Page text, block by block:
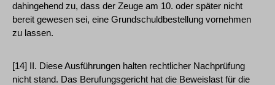
dahingehend zu, dass der Zeuge am 10. oder später nicht
bereit gewesen sei, eine Grundschuldbestellung vornehmen
zu lassen.
[14] II. Diese Ausführungen halten rechtlicher Nachprüfung
nicht stand. Das Berufungsgericht hat die Beweislast für die